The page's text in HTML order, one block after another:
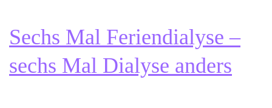
Sechs Mal Feriendialyse –
sechs Mal Dialyse anders